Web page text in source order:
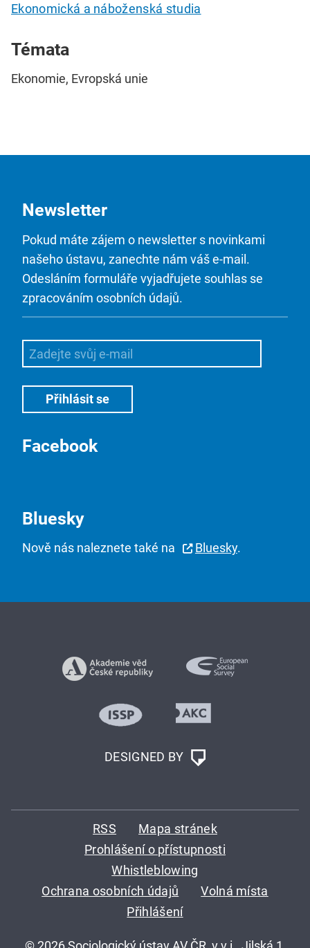
Ekonomická a náboženská studia
Témata
Ekonomie, Evropská unie
Newsletter
Pokud máte zájem o newsletter s novinkami
našeho ústavu, zanechte nám váš e-mail.
Odesláním formuláře vyjadřujete souhlas se
zpracováním osobních údajů.
Facebook
Bluesky
Nově nás naleznete také na Bluesky.
DESIGNED BY
RSS
Mapa stránek
Prohlášení o přístupnosti
Whistleblowing
Ochrana osobních údajů
Volná místa
Přihlášení